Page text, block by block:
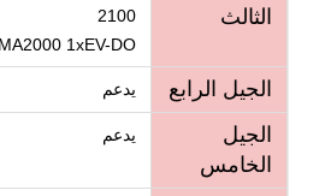
الثالث
2100
1xEV-DO
الجيل الرابع يدعم
الجيل
الخامس
يدعم